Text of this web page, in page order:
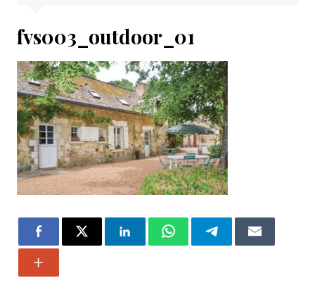
fvs003_outdoor_01